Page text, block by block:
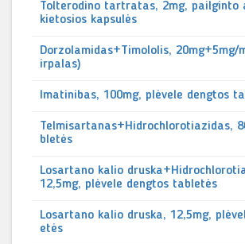
Tolterodino tartratas, 2mg, pailginto
kietosios kapsulės
Dorzolamidas+Timololis,
irpalas)
Imatinibas, 100mg, plėvele dengtos
Telmisartanas+Hidrochlorotiazidas,
bletės
Losartano kalio
12,5mg, plėvele dengtos tabletės
Losartano kalio druska, 12,5mg,
etės